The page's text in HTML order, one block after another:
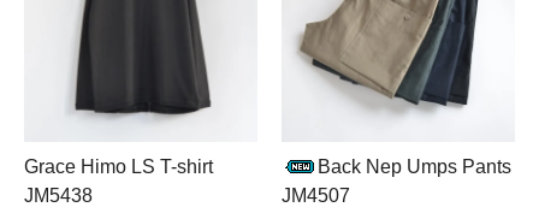
Grace Himo LS T-shirt
JM5438
Back Nep Umps Pants
JM4507